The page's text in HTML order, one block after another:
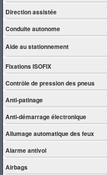
Direction assistée
Conduite autonome
Aide au stationnement
Fixations ISOFIX
Contrôle de pression des pneus
Anti-patinage
Anti-démarrage électronique
Allumage automatique des feux
Alarme antivol
Airbags